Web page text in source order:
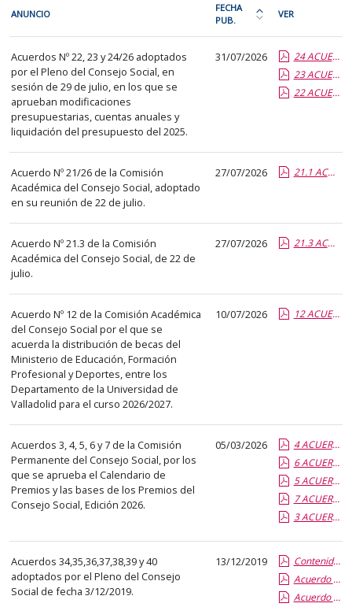
cada
fila
de
la
siguiente
tabla
encontrará
los
anuncios
del
tablón
seleccionado
previamente.
En
la
columna
el
título
del
anuncio,
segunda
columna
la
fecha
en
la
del
Consejo
Social
ANUNCIO
FECHA
PUB.
Ordena
la
tabla
por
fecha
más
reciente
VER
Acuerdos Nº 22, 23 y 24/26 adoptados
por el Pleno del Consejo Social, en
sesión de 29 de julio, en los que se
aprueban modificaciones
presupuestarias, cuentas anuales y
liquidación del presupuesto del 2025.
31/07/2026
24 ACUERDO PL CS 24 2026 Modif Presup 1A 2A y 3A 2026.compl.report.pdf.pdf
23 ACUERDO PL CS 23 2026 Cuentas Anuales y Liquidacion 2025.compl.report.pdf.pdf
22 ACUERDO PL CS 22 2026 Modif Presup Expediente 28A 2025.compl.report.pdf.pdf
Acuerdo Nº 21/26 de la Comisión
Académica del Consejo Social, adoptado
en su reunión de 22 de julio.
27/07/2026 21.1 ACUERDO CA 21 26 Infor Favorable.Grados.report.pdf.pdf
Acuerdo Nº 21.3 de la Comisión
Académica del Consejo Social, de 22 de
julio.
27/07/2026 21.3 ACUERDO CA 21 26 1Master.report.pdf.pdf
Acuerdo Nº 12 de la Comisión Académica
del Consejo Social por el que se
acuerda la distribución de becas del
Ministerio de Educación, Formación
Profesional y Deportes, entre los
Departamento de la Universidad de
Valladolid para el curso 2026/2027.
10/07/2026 12 ACUERDO CA 12 26 Prop Distr Becas MEFPD 2026-2027.anexo.pdf.pdf
Acuerdos 3, 4, 5, 6 y 7 de la Comisión
Permanente del Consejo Social, por los
que se aprueba el Calendario de
Premios y las bases de los Premios del
Consejo Social, Edición 2026.
05/03/2026
4 ACUERDO CP CS 4.26 Bases Premio CS trayectoria universitaria 2026.pdf.pdf
6 ACUERDO CP CS 6.26 Bases Premios Innovación Educativa CS 2026.pdf.pdf
5 ACUERDO CP CS 2026 Bases Premio Investigación CS 2026.pdf.pdf
7 ACUERDO CP CS 7.26 Bases Premio Innovación gestión PTGAS CS 2026.pdf.pdf
3 ACUERDO CP CS 3.26 Calendario Premios CS 2026.pdf.pdf
Acuerdos 34,35,36,37,38,39 y 40
adoptados por el Pleno del Consejo
Social de fecha 3/12/2019.
13/12/2019
Contenido de la Publicación
Acuerdo 38-19 Aprobación Adhesión UVA a DOCOMOMO
Acuerdo 37.19 Aprobación Adhesión UVA a la Asociación CRUSOE